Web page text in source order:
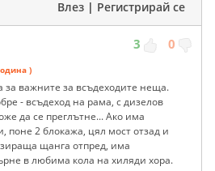
Влез | Регистрирай се
3 0
)
важните за всъдеходите неща.
- всъдеход на рама, с дизелов
да се преглътне... Ако има
поне 2 блокажа, цял мост отзад и
щанга отпред, има
в любима кола на хиляди хора.